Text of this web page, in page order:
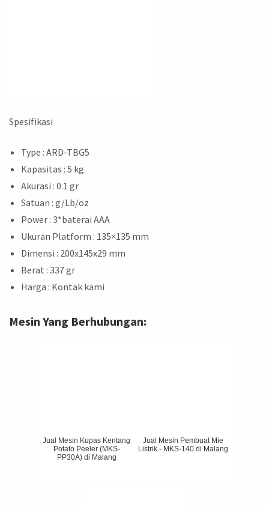
Spesifikasi
Type : ARD-TBG5
Kapasitas : 5 kg
Akurasi : 0.1 gr
Satuan : g/Lb/oz
Power : 3*baterai AAA
Ukuran Platform : 135×135 mm
Dimensi : 200x145x29 mm
Berat : 337 gr
Harga : Kontak kami
Mesin Yang Berhubungan:
Jual Mesin Kupas Kentang
Potato Peeler (MKS-
PP30A) di Malang
Jual Mesin Pembuat Mie
Listrik - MKS-140 di Malang